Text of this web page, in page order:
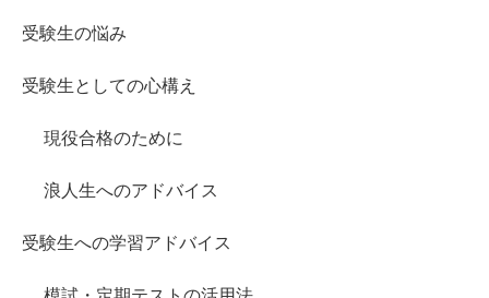
受験生の悩み
受験生としての心構え
現役合格のために
浪人生へのアドバイス
受験生への学習アドバイス